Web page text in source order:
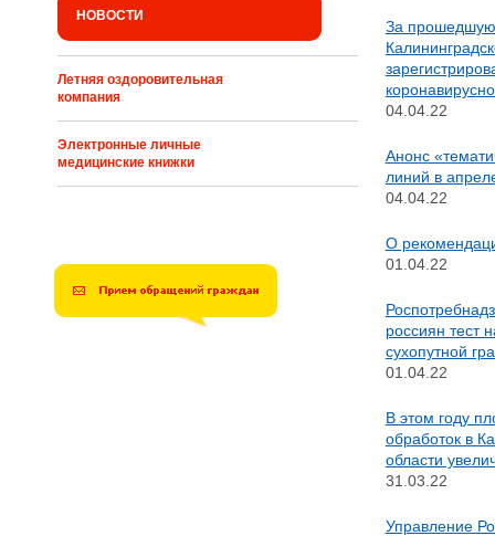
НОВОСТИ
Летняя оздоровительная
компания
Электронные личные
медицинские книжки
За
04.04.22
Анонс
линий в
04.04.22
О
01.04.22
россиян тест
сухопутной
01.04.22
В этом году
обработок в
области
31.03.22
Управление